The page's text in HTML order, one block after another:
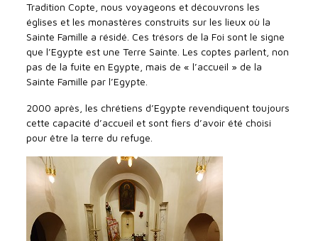
Tradition Copte, nous voyageons et découvrons les
églises et les monastères construits sur les lieux où la
Sainte Famille a résidé. Ces trésors de la Foi sont le signe
que l’Egypte est une Terre Sainte. Les coptes parlent, non
pas de la fuite en Egypte, mais de « l’accueil » de la
Sainte Famille par l’Egypte.
2000 après, les chrétiens d’Egypte revendiquent toujours
cette capacité d’accueil et sont fiers d’avoir été choisi
pour être la terre du refuge.